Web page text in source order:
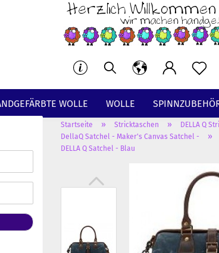
WOLLE WOLLE
UNGEFÄRBT
Startseite » Stricktaschen » DELLA Q
DellaQ Satchel - Maker's Canvas Satchel - »
DELLA Q Satchel - Blau